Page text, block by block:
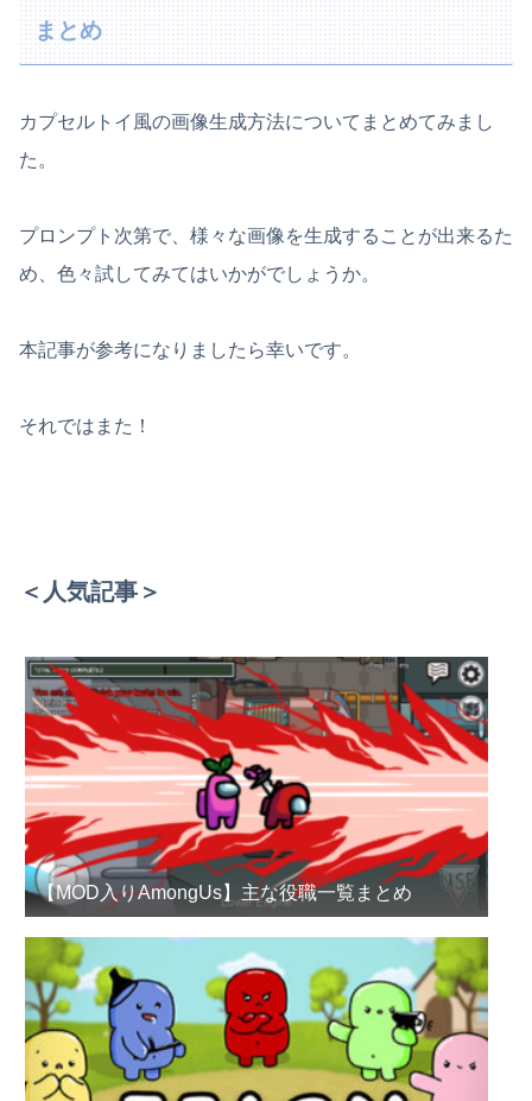
まとめ
カプセルトイ風の画像生成方法についてまとめてみまし
た。
プロンプト次第で、様々な画像を生成することが出来るた
め、色々試してみてはいかがでしょうか。
本記事が参考になりましたら幸いです。
それではまた！
＜人気記事＞
【MOD入りAmongUs】主な役職一覧まとめ